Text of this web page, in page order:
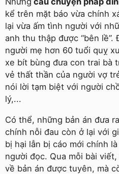
kể trên mặt báo vừa chính
lại vừa ấm tình người với
anh thu thập được “bên
người mẹ hơn 60 tuổi quỵ
xe bít bùng đưa con trai bà
vẻ thất thần của người vợ
nói lời tạm biệt với người
lý,...
Có thể, những bản án đưa
chính nỗi đau còn ở lại với
bị hại lẫn bị cáo mới chính
người đọc. Qua mỗi bài
về bản án được tuyên, mà